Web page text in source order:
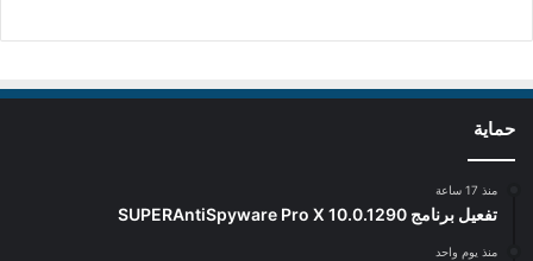
حماية
منذ 17 ساعة
تفعيل برنامج SUPERAntiSpyware Pro X 10.0.1290
منذ يوم واحد